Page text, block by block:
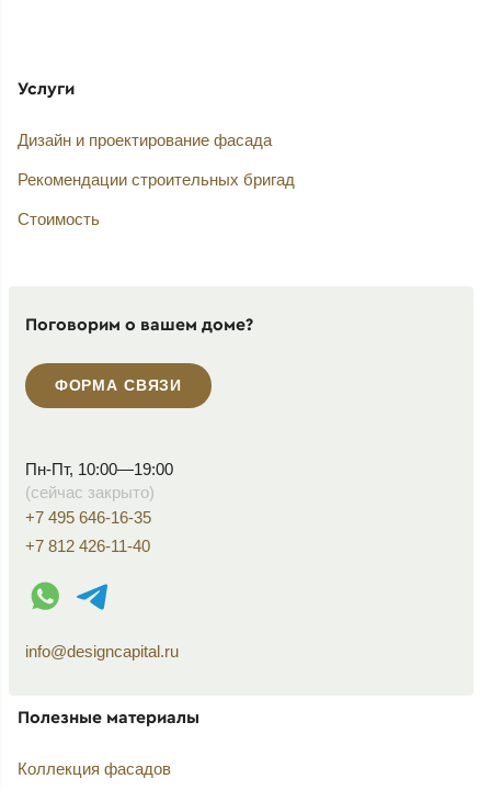
Услуги
Дизайн и проектирование фасада
Рекомендации строительных бригад
Стоимость
Поговорим о вашем доме?
ФОРМА СВЯЗИ
Пн-Пт, 10:00—19:00
(сейчас закрыто)
+7 495 646-16-35
+7 812 426-11-40
WhatsApp контакт
Telegram контакт
info@designcapital.ru
Полезные материалы
Коллекция фасадов